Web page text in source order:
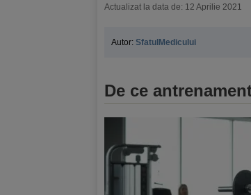
Actualizat la data de: 12 Aprilie 2021
Autor: SfatulMedicului
De ce